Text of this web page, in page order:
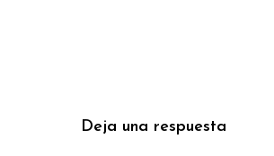
Deja una respuesta